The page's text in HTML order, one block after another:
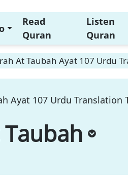
Read
Quran
Listen
Quran
At Taubah Ayat 107 Urdu
Ayat 107 Urdu Translation